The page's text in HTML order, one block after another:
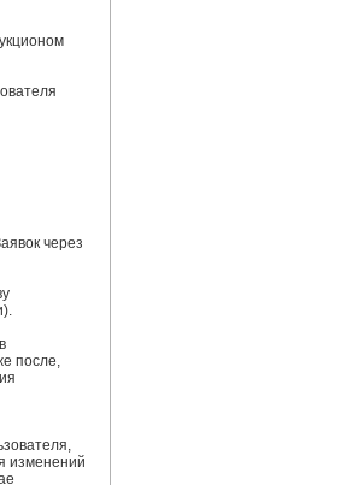
через
после,
изменений